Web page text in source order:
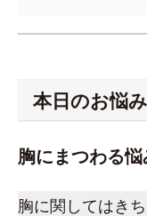
本日のお悩み
胸にまつわる
胸に関してはき